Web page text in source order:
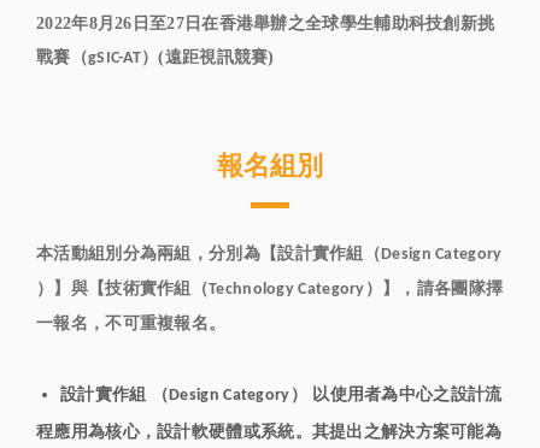
2022年8月26日至27日在香港舉辦之全球學生輔助科技創新挑
戰賽（gSIC-AT）(遠距視訊競賽)
報名組別
本活動組別分為兩組，分別為【設計實作組（Design Category
）】與【技術實作組（Technology Category ）】，請各團隊擇
一報名，不可重複報名。
設計實作組 （Design Category ） 以使用者為中心之設計流
程應用為核心，設計軟硬體或系統。其提出之解決方案可能為